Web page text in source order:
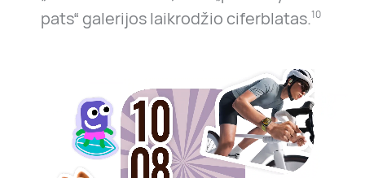
pats“ galerijos laikrodžio ciferblatas.10